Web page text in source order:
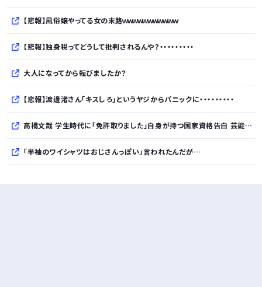
【悲報】風俗嬢やってる女の末路ｗｗｗｗｗｗｗｗｗｗｗ
【悲報】独身税ってどうして批判されるんや？・・・・・・・・・
大人になってから転びましたか？
【悲報】渡邊渚さん「キスしろ」というヤジからパニックに・・・・・・・・・
高橋文哉 学生時代に「免許取りました」自身が持つ国家資格告白 芸能界入り決意も母と「お互いの約束」で
「半袖のワイシャツはおじさんっぽい」言われたんだが…